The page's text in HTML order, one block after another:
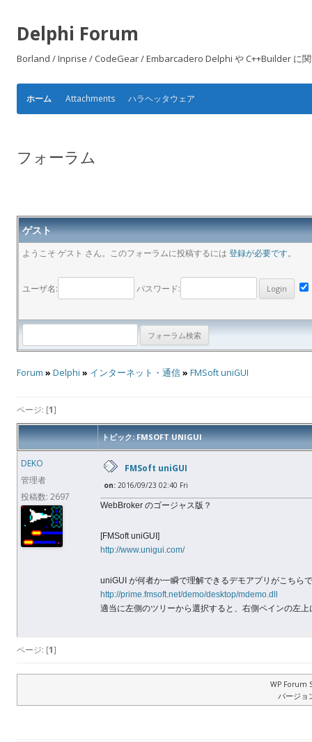
Delphi Forum
Borland / Inprise / CodeGear / Embarcadero Delphi や C++Builder に
ホーム Attachments ハラヘッタウェア
フォーラム
ゲスト
ようこそ ゲスト さん。このフォーラムに投稿するには 登録が必要です。
ユーザ名: パスワード:
Forum » Delphi » インターネット・通信» FMSoft uniGUI
ページ: [1]
トピック: FMSOFT UNIGUI
DEKO
管理者
投稿数: 2697
FMSoft uniGUI
on: 2016/09/23 02:40 Fri
WebBroker のゴージャス版？
[FMSoft uniGUI]
http://www.unigui.com/
uniGUI が何者か一瞬で理解できるデモアプリがこちら
http://prime.fmsoft.net/demo/desktop/mdemo.dll
適当に左側のツリーから選択すると、右側ペインの左
ページ: [1]
WP Forum
バージョ